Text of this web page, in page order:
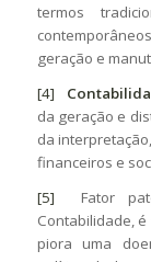
termos
geração e
[4]
da geração e
da
financeiros e
[5] Fator
Contabilidade,
piora uma